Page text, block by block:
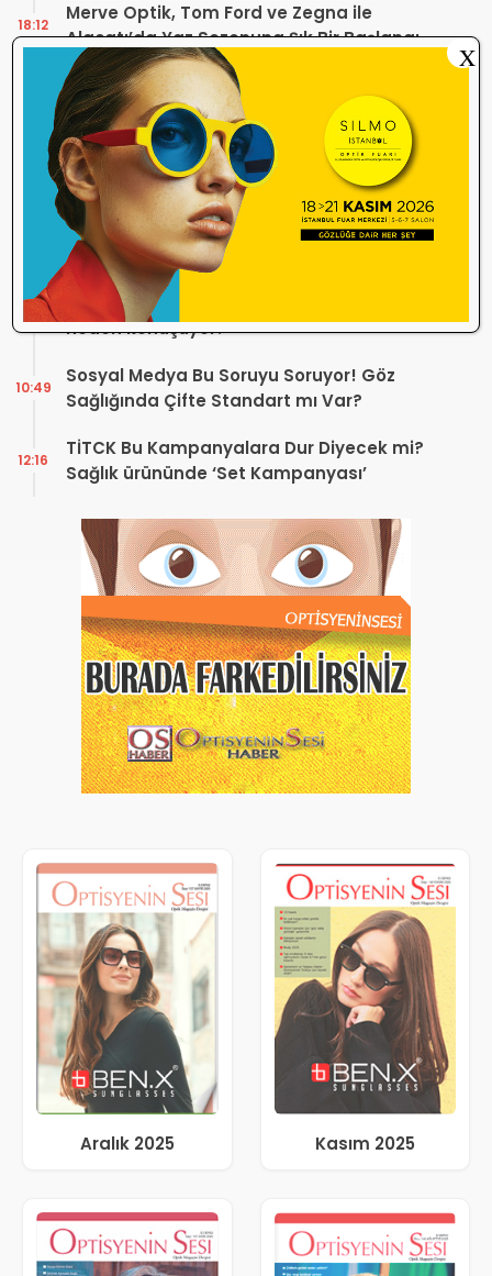
Merve Optik, Tom Ford ve Zegna ile
Alaçatı’da Yaz Sezonuna Şık Bir Başlangıç ​​
Yaptı
18:12
Optik Mağazalarındaki Hizmet Kalitesi
Mercek Altında! Görüşünüz Sektörün
Geleceğini Şekillendirebilir
Yönetmelik Tartışmalarına TOGB’dan
Açıklama! Yeni Hüküm Yok, Teknik
Düzenleme Var
13:32
Danıştay’dan TOGB’ye İki Kritik Karar!
Atilla Karip’in Açtığı Davalarda Yürütmeyi
Durdurma Kararı
Bir günde 150 bin kişi okudu! Optik sektörü
neden konuşuyor?
13:16
Sosyal Medya Bu Soruyu Soruyor! Göz
Sağlığında Çifte Standart mı Var?
10:49
TİTCK Bu Kampanyalara Dur Diyecek mi?
Sağlık ürününde ‘Set Kampanyası’
12:16
Aralık 2025 Kasım 2025
X